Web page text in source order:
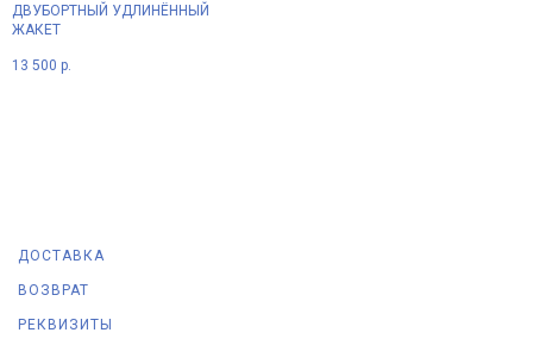
ДВУБОРТНЫЙ УДЛИНЁННЫЙ
ЖАКЕТ
13 500 р.
ДОСТАВКА
РЕКВИЗИТЫ
ВОЗВРАТ